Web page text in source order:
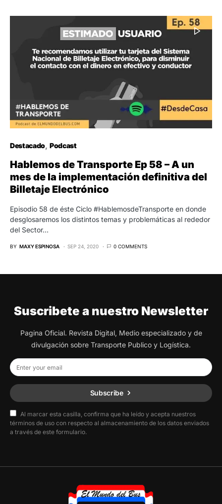
Destacado Podcast
Hablemos de Transporte Ep 58 – A un
mes de la implementación definitiva del
Billetaje Electrónico
Episodio 58 de éste Ciclo #HablemosdeTransporte en donde
desglosaremos los distintos temas y problemáticas al rededor
del Sector…
BY MAXY ESPINOSA SEP 24, 2020 0 COMMENTS
Suscribete a nuestro Newsletter
Pagina Oficial. Revista Digital, Medio especializado y de
divulgación sobre Transporte Publico y Logística.
Subscribe
Al marcar esta casilla, confirma que ha leído y acepta nuestros
términos de uso con respecto al almacenamiento de los datos enviados
a través de este formulario.